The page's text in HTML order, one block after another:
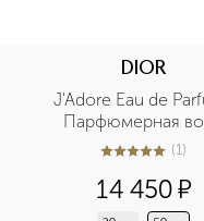
DIOR
J'Adore Eau de
Парфюмерная
5из 51 (1)
14 450¤